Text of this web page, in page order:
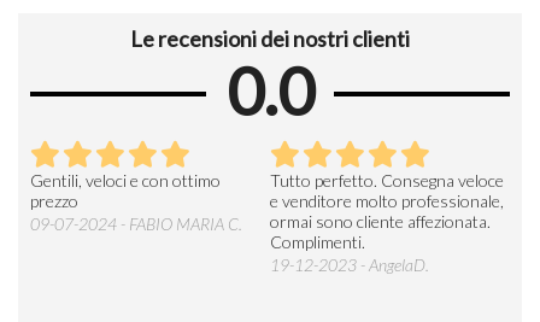
Le recensioni dei nostri clienti
0.0
Gentili, veloci e con ottimo
prezzo
09-07-2024 - FABIO MARIA C.
Tutto perfetto. Consegna veloce
e venditore molto professionale,
ormai sono cliente affezionata.
Complimenti.
19-12-2023 - AngelaD.